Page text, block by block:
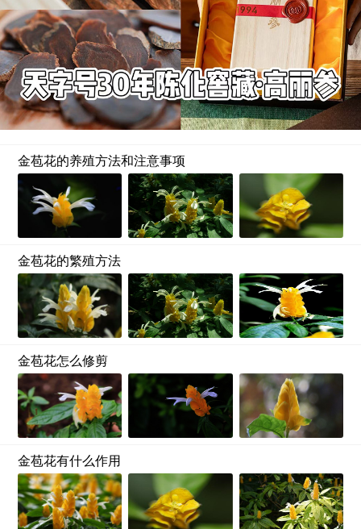
金苞花的养殖方法和注意事项
金苞花的繁殖方法
金苞花怎么修剪
金苞花有什么作用